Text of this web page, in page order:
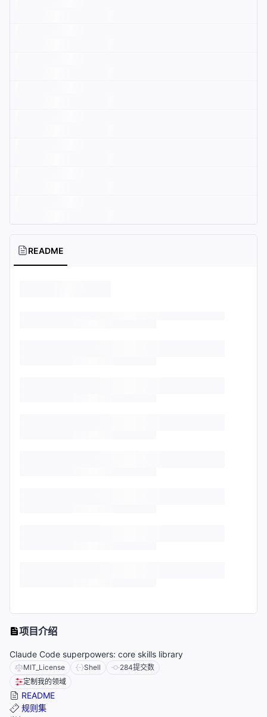
README
项目介绍
Claude Code superpowers: core skills library
MIT_License Shell 284提交数
定制我的领域
README
规则集